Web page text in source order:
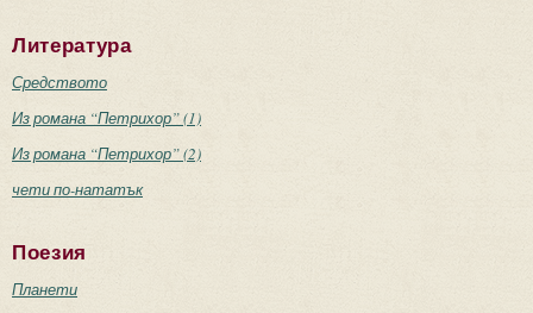
Литература
Средството
Из романа “Петрихор” (1)
Из романа “Петрихор” (2)
чети по-нататък
Поезия
Планети